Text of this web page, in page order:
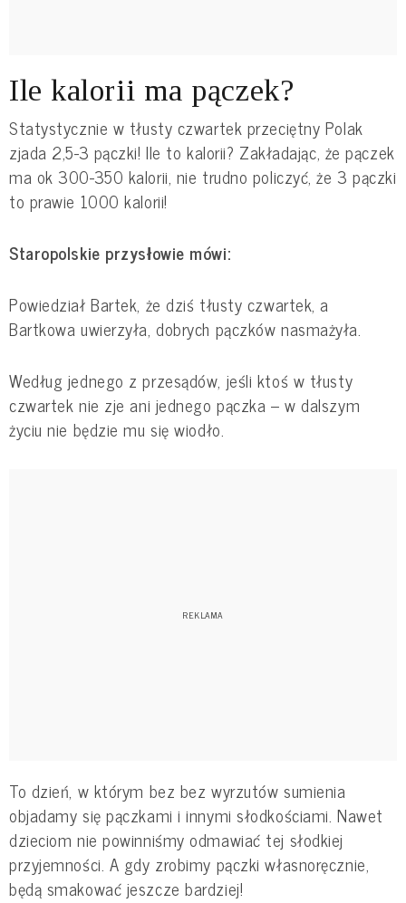
Ile kalorii ma pączek?
Statystycznie w tłusty czwartek przeciętny Polak
zjada 2,5-3 pączki! Ile to kalorii? Zakładając, że pączek
ma ok 300-350 kalorii, nie trudno policzyć, że 3 pączki
to prawie 1000 kalorii!
Staropolskie przysłowie mówi:
Powiedział Bartek, że dziś tłusty czwartek, a
Bartkowa uwierzyła, dobrych pączków nasmażyła.
Według jednego z przesądów, jeśli ktoś w tłusty
czwartek nie zje ani jednego pączka – w dalszym
życiu nie będzie mu się wiodło.
To dzień, w którym bez bez wyrzutów sumienia
objadamy się pączkami i innymi słodkościami. Nawet
dzieciom nie powinniśmy odmawiać tej słodkiej
przyjemności. A gdy zrobimy pączki własnoręcznie,
będą smakować jeszcze bardziej!